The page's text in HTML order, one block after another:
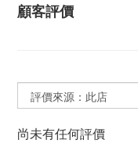
顧客評價
尚未有任何評價